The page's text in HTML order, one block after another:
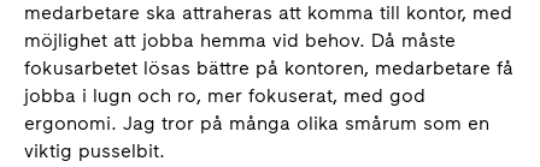
medarbetare ska attraheras att komma till kontor, med
möjlighet att jobba hemma vid behov. Då måste
fokusarbetet lösas bättre på kontoren, medarbetare få
jobba i lugn och ro, mer fokuserat, med god
ergonomi. Jag tror på många olika smårum som en
viktig pusselbit.